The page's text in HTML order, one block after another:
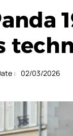
: 02/03/2026